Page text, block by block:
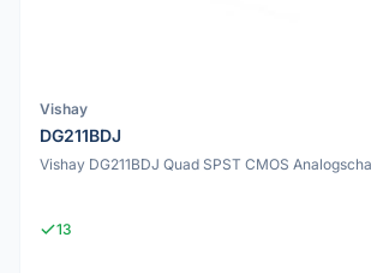
Vishay
DG211BDJ
Vishay DG211BDJ Quad SPST CMOS
13